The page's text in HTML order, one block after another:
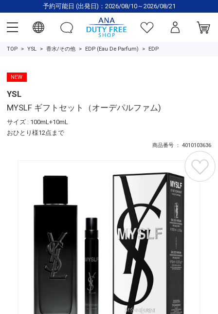
予約可能日 (出発日)：2026/08/10～2026/08/21
TOP YSL 香水/その他 EDP (Eau De Parfum) EDP
NEW
YSL
MYSLF ギフトセット（オーデパルファム)
サイズ : 100mL+10mL
おひとり様12点まで
商品番号 ： 4010103636